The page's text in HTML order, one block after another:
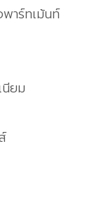
าร์ทเม้นท์
นียม